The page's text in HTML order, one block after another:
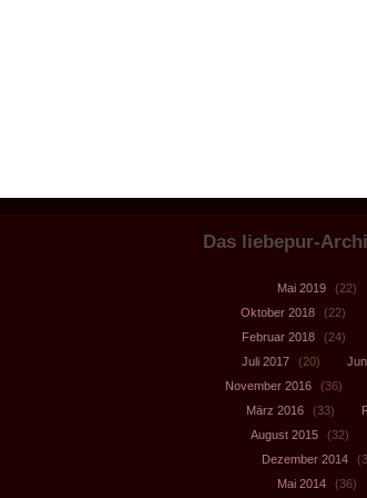
Das liebepur-
Mai 2019 (22)
Oktober 2018
(22)
Februar 2018
(24)
Juli 2017
(20)
November 2016
(36)
März 2016
(33)
August 2015
(32)
Dezember 2014
Mai 2014
(36)